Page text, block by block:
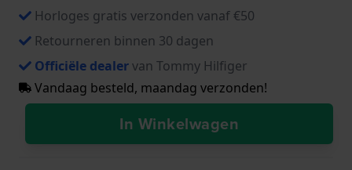
Horloges gratis verzonden vanaf €50
Retourneren binnen 30 dagen
Officiële dealervan Tommy Hilfiger
Vandaag besteld, maandag verzonden!
In Winkelwagen